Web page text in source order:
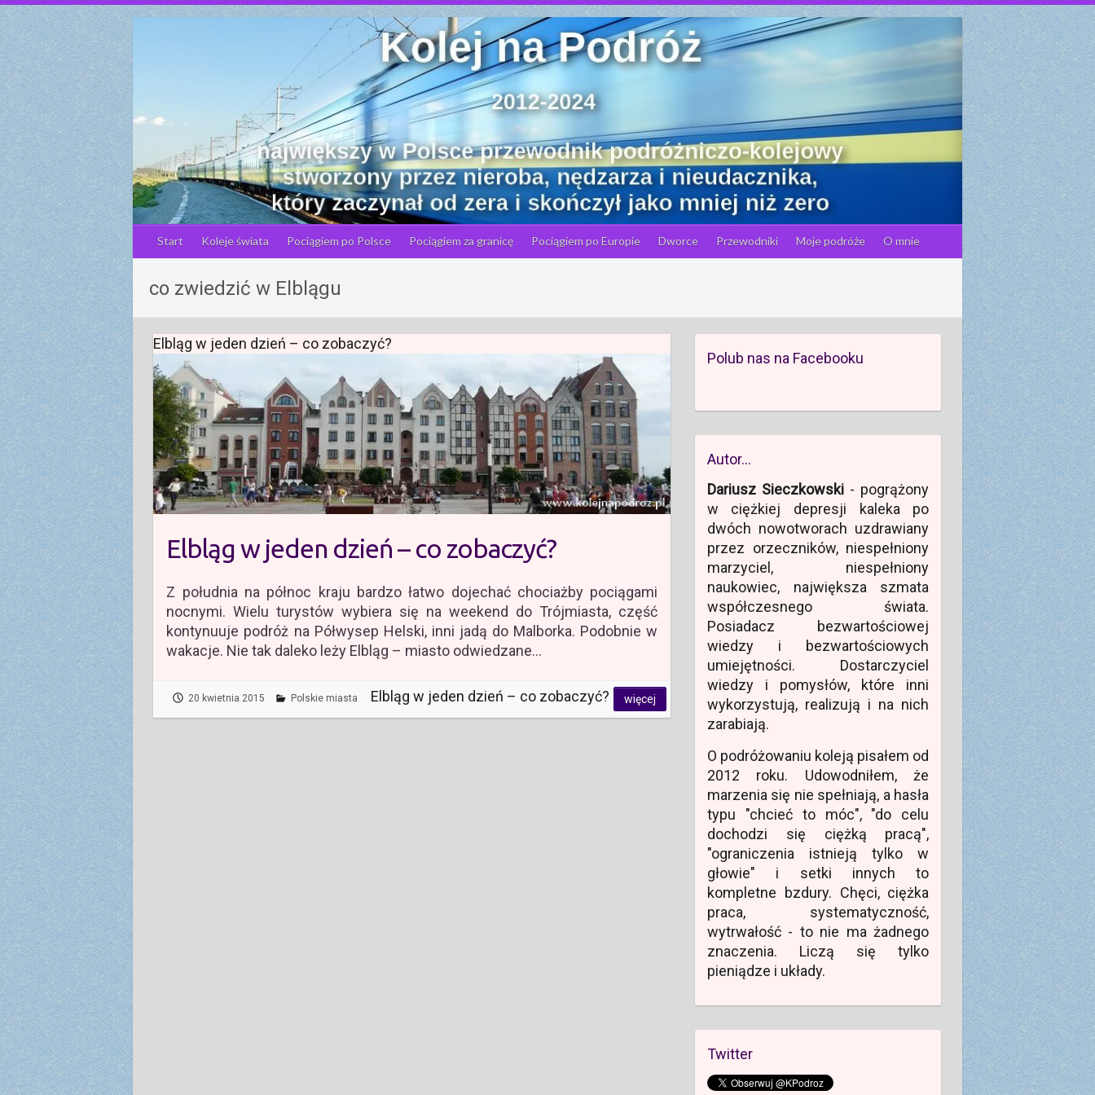
S
k
i
p
t
o
c
o
n
t
e
n
t
Start Koleje świata Pociągiem po Polsce Pociągiem za granicę Pociągiem po Europie Dworce Przewodniki Moje podróże O mnie
co zwiedzić w Elblągu
Elbląg w jeden dzień – co zobaczyć?
Elbląg w jeden dzień – co zobaczyć?
Z południa na północ kraju bardzo łatwo dojechać chociażby pociągami
nocnymi. Wielu turystów wybiera się na weekend do Trójmiasta, część
kontynuuje podróż na Półwysep Helski, inni jadą do Malborka. Podobnie w
wakacje. Nie tak daleko leży Elbląg – miasto odwiedzane…
20 kwietnia 2015 Polskie miasta Elbląg w jeden dzień – co zobaczyć? więcej
Polub nas na Facebooku
Autor…
Dariusz Sieczkowski - pogrążony
w ciężkiej depresji kaleka po
dwóch nowotworach uzdrawiany
przez orzeczników, niespełniony
marzyciel, niespełniony
naukowiec, największa szmata
współczesnego świata.
Posiadacz bezwartościowej
wiedzy i bezwartościowych
umiejętności. Dostarczyciel
wiedzy i pomysłów, które inni
wykorzystują, realizują i na nich
zarabiają.
O podróżowaniu koleją pisałem od
2012 roku. Udowodniłem, że
marzenia się nie spełniają, a hasła
typu "chcieć to móc", "do celu
dochodzi się ciężką pracą",
"ograniczenia istnieją tylko w
głowie" i setki innych to
kompletne bzdury. Chęci, ciężka
praca, systematyczność,
wytrwałość - to nie ma żadnego
znaczenia. Liczą się tylko
pieniądze i układy.
Twitter